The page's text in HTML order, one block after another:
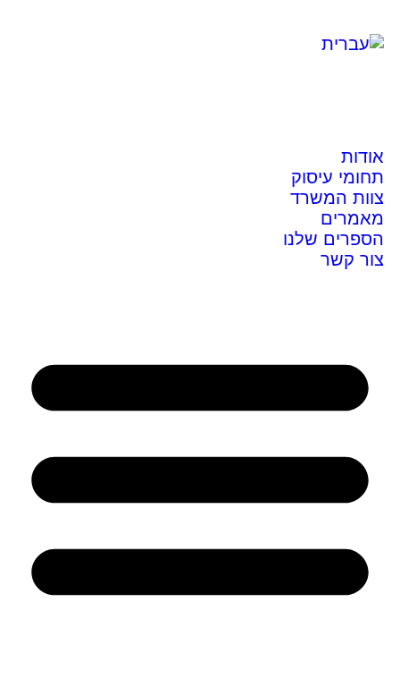
אודות
תחומי עיסוק
צוות המשרד
מאמרים
הספרים שלנו
צור קשר